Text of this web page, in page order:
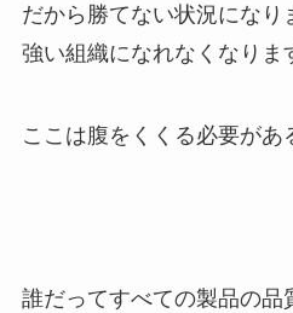
だから勝てない状況になり
強い組織になれなくなりま
ここは腹をくくる必要があ
誰だってすべての製品の品